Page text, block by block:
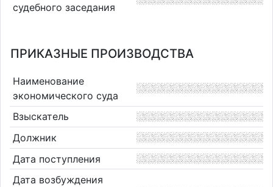
судебного заседания
ПРИКАЗНЫЕ ПРОИЗВОДСТВА
Наименование
экономического суда
Взыскатель
Должник
Дата поступления
Дата возбуждения